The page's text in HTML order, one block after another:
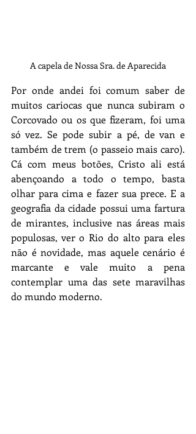
A capela de Nossa Sra. de Aparecida
Por onde andei foi comum saber de
muitos cariocas que nunca subiram o
Corcovado ou os que fizeram, foi uma
só vez. Se pode subir a pé, de van e
também de trem (o passeio mais caro).
Cá com meus botões, Cristo ali está
abençoando a todo o tempo, basta
olhar para cima e fazer sua prece. E a
geografia da cidade possui uma fartura
de mirantes, inclusive nas áreas mais
populosas, ver o Rio do alto para eles
não é novidade, mas aquele cenário é
marcante e vale muito a pena
contemplar uma das sete maravilhas
do mundo moderno.